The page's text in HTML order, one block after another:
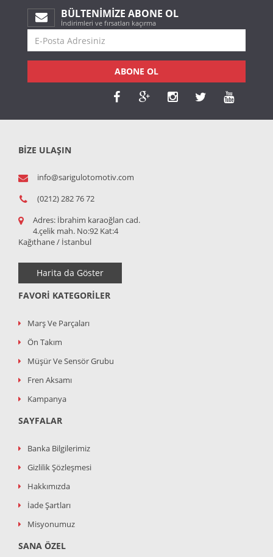
BÜLTENIMIZE ABONE OL
İndirimleri ve fırsatları kaçırma
ABONE OL
BİZE ULAŞIN
info@sarigulotomotiv.com
(0212) 282 76 72
Adres: İbrahim karaoğlan cad.
4.çelik mah. No:92 Kat:4
Kağıthane / İstanbul
Harita da Göster
FAVORI KATEGORILER
Marş Ve Parçaları
Ön Takım
Müşür Ve Sensör Grubu
Fren Aksamı
Kampanya
SAYFALAR
Banka Bilgilerimiz
Gizlilik Şözleşmesi
Hakkımızda
İade Şartları
Misyonumuz
SANA ÖZEL